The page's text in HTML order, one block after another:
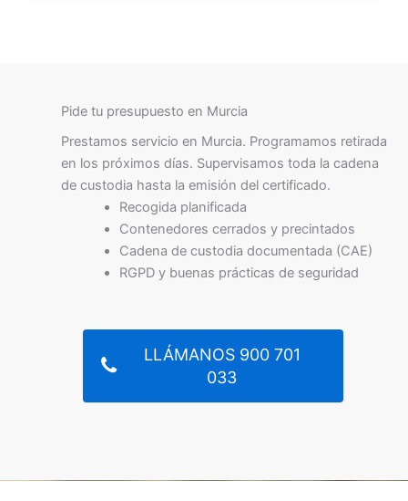
Pide tu presupuesto en Murcia
Prestamos servicio en Murcia. Programamos retirada
en los próximos días. Supervisamos toda la cadena
de custodia hasta la emisión del certificado.
Recogida planificada
Contenedores cerrados y precintados
Cadena de custodia documentada (CAE)
RGPD y buenas prácticas de seguridad
LLÁMANOS 900 701
033